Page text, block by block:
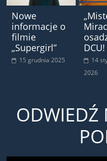
Nowe
informacje o
filmie
„Supergirl”
15 grudnia 2025
DCU!
14
2026
ODWIEDŹ